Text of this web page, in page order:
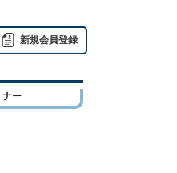
新規会員登録
ナー